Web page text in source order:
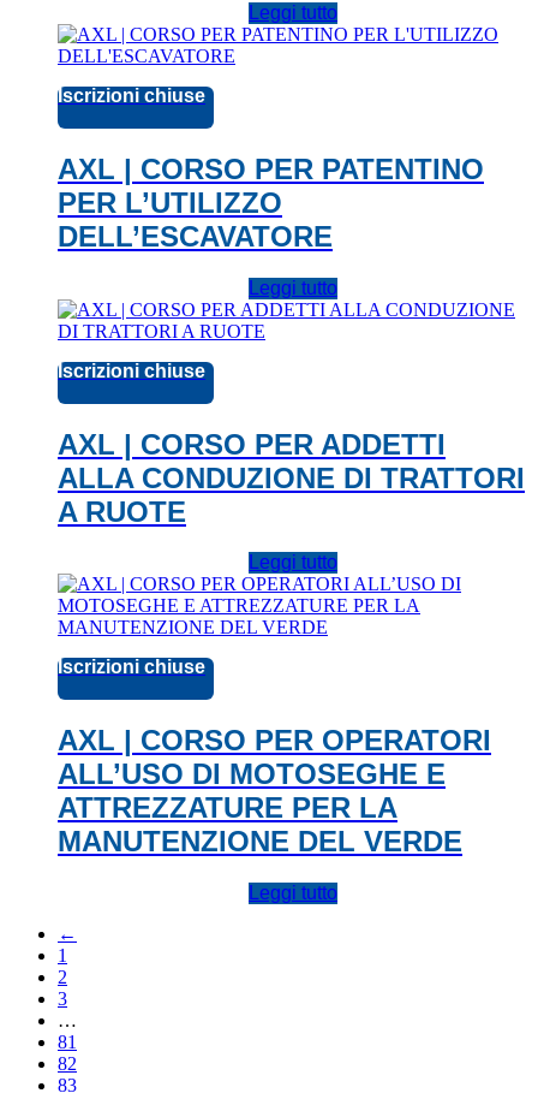
Leggi tutto
Iscrizioni chiuse
AXL | CORSO PER PATENTINO
PER L’UTILIZZO
DELL’ESCAVATORE
Leggi tutto
Iscrizioni chiuse
AXL | CORSO PER ADDETTI
ALLA CONDUZIONE DI TRATTORI
A RUOTE
Leggi tutto
Iscrizioni chiuse
AXL | CORSO PER OPERATORI
ALL’USO DI MOTOSEGHE E
ATTREZZATURE PER LA
MANUTENZIONE DEL VERDE
Leggi tutto
←
1
2
3
…
81
82
83